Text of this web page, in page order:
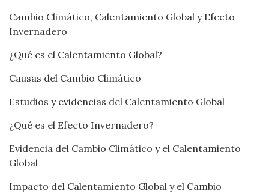
Cambio Climático, Calentamiento Global y Efecto
Invernadero
¿Qué es el Calentamiento Global?
Causas del Cambio Climático
Estudios y evidencias del Calentamiento Global
¿Qué es el Efecto Invernadero?
Evidencia del Cambio Climático y el Calentamiento
Global
Impacto del Calentamiento Global y el Cambio